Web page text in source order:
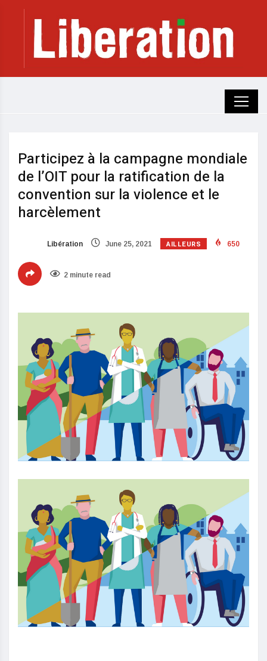
Participez à la campagne mondiale
de l’OIT pour la ratification de la
convention sur la violence et le
harcèlement
Libération June 25, 2021 AILLEURS 650
2 minute read